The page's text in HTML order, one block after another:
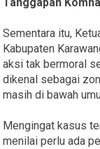
Tanggapan
Sementara itu,
Kabupaten
aksi tak bermoral
dikenal sebagai
masih di bawah
Mengingat kasus
menilai perlu ada